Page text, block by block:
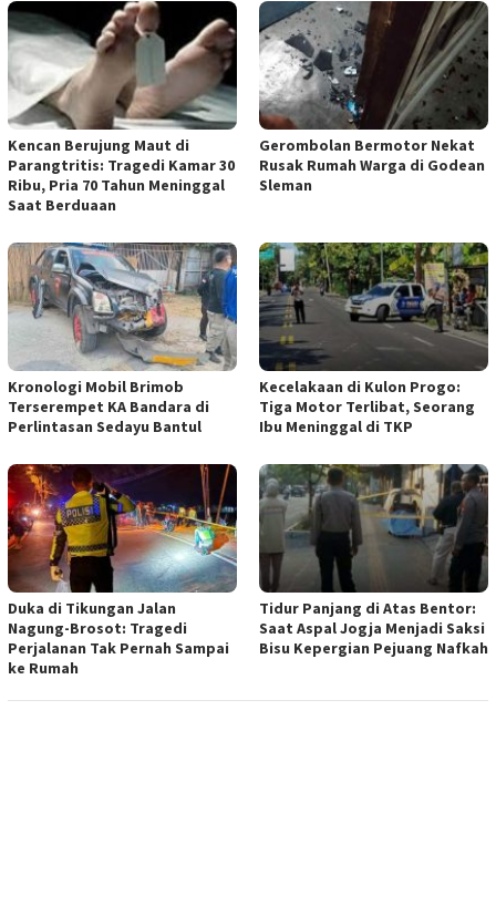
Kencan Berujung Maut di
Parangtritis: Tragedi Kamar 30
Ribu, Pria 70 Tahun Meninggal
Saat Berduaan
Gerombolan Bermotor Nekat
Rusak Rumah Warga di Godean
Sleman
Kronologi Mobil Brimob
Terserempet KA Bandara di
Perlintasan Sedayu Bantul
Kecelakaan di Kulon Progo:
Tiga Motor Terlibat, Seorang
Ibu Meninggal di TKP
Duka di Tikungan Jalan
Nagung-Brosot: Tragedi
Perjalanan Tak Pernah Sampai
ke Rumah
Tidur Panjang di Atas Bentor:
Saat Aspal Jogja Menjadi Saksi
Bisu Kepergian Pejuang Nafkah